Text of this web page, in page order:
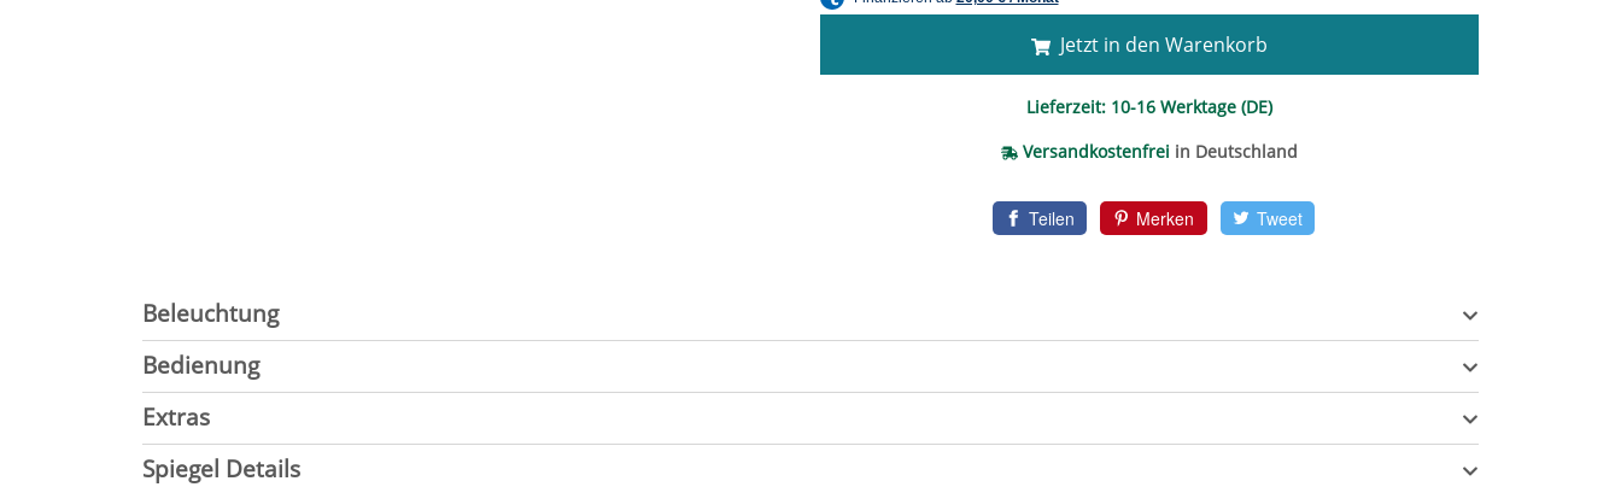
Beleuchtung
Bedienung
Extras
Spiegel Details
Jetzt in den Warenkorb
Lieferzeit: 10-16 Werktage (DE)
Versandkostenfrei in Deutschland
Teilen Merken Tweet